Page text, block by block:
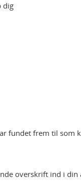
dig
fundet frem til som
overskrift ind i